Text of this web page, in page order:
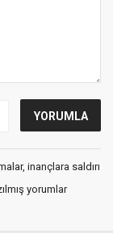
inançlara saldırı
yorumlar